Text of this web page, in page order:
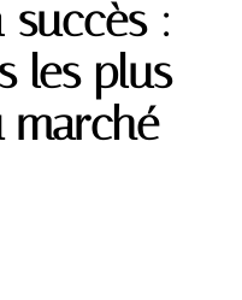
succès :
les plus
marché